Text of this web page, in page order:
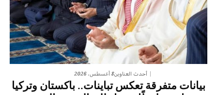
أحدث العناوين8 أغسطس، 2026
بيانات متفرقة تعكس تباينات.. باكستان وتركيا